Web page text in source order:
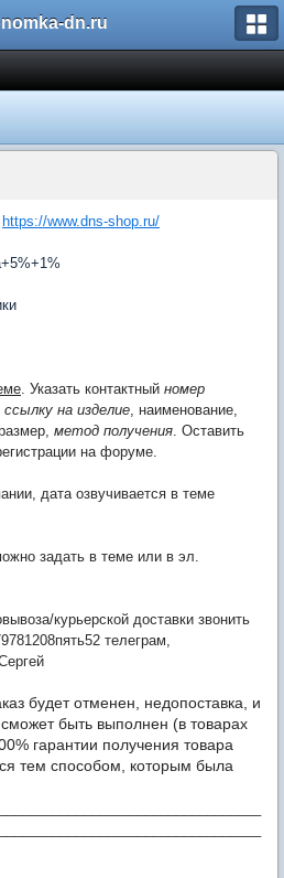
dn.ru
https://www.dns-shop.ru/
. Указать контактный номер
ссылку на изделие, наименование,
метод получения. Оставить
на форуме.
дата озвучивается в теме
задать в теме или в эл.
курьерской доставки звонить
телеграм,
будет отменен, недопоставка, и
быть выполнен (в товарах
гарантии получения товара
тем способом, которым была